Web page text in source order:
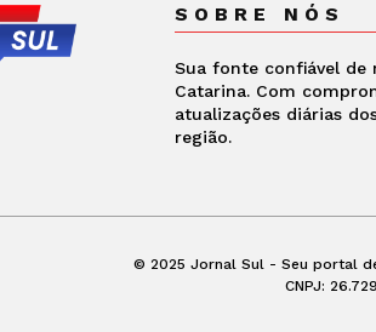
SOBRE NÓS
Sua fonte confiável de
Catarina. Com
atualizações diárias
região.
© 2025 Jornal Sul - Seu portal
CNPJ: